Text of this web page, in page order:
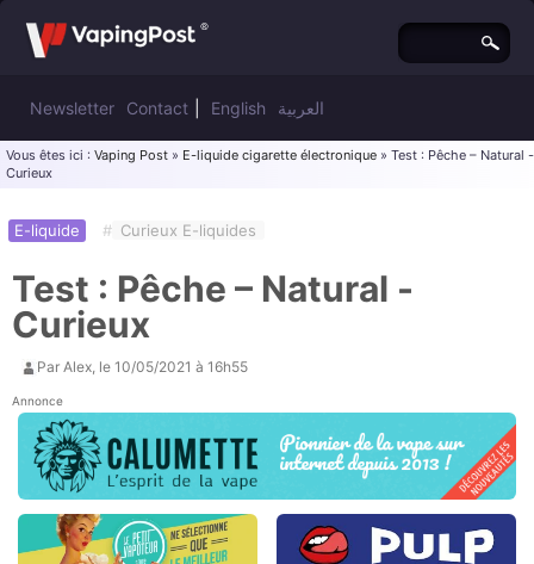
Newsletter Contact English العربية
Vous êtes ici : Vaping Post » E-liquide cigarette électronique » Test : Pêche – Natural -
Curieux
Test : Pêche – Natural -
Curieux
E-liquide # Curieux E-liquides
Par Alex, le 10/05/2021 à 16h55
Annonce